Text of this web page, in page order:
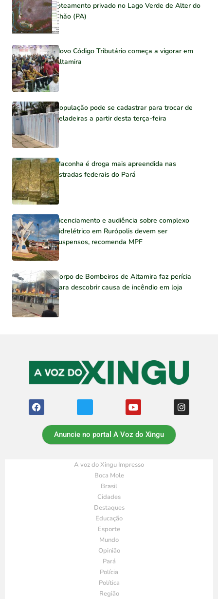
loteamento privado no Lago Verde de Alter do
Chão (PA)
Novo Código Tributário começa a vigorar em
Altamira
População pode se cadastrar para trocar de
geladeiras a partir desta terça-feira
Maconha é droga mais apreendida nas
estradas federais do Pará
Licenciamento e audiência sobre complexo
hidrelétrico em Rurópolis devem ser
suspensos, recomenda MPF
Corpo de Bombeiros de Altamira faz perícia
para descobrir causa de incêndio em loja
Anuncie no portal A Voz do Xingu
A voz do Xingu Impresso
Boca Mole
Brasil
Cidades
Destaques
Educação
Esporte
Mundo
Opinião
Pará
Polícia
Política
Região